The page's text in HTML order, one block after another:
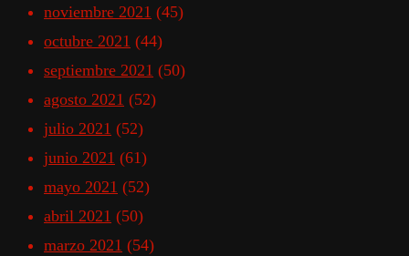
noviembre 2021 (45)
octubre 2021 (44)
septiembre 2021 (50)
agosto 2021 (52)
julio 2021 (52)
junio 2021 (61)
mayo 2021 (52)
abril 2021 (50)
marzo 2021 (54)